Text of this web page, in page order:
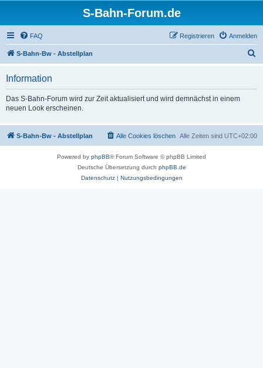
S-Bahn-Forum.de
FAQ Anmelden
Registrieren
S-Bahn-Bw - Abstellplan
Information
Das S-Bahn-Forum wird zur Zeit aktualisiert und wird demnächst in einem
neuen Look erscheinen.
S-Bahn-Bw - Abstellplan Alle Zeiten sind UTC+02:00
Alle Cookies löschen
Powered by phpBB® Forum Software © phpBB Limited
Deutsche Übersetzung durch phpBB.de
Datenschutz| Nutzungsbedingungen